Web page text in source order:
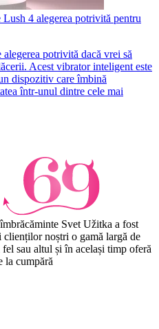
Lush 4 alegerea potrivită pentru
potrivită dacă vrei să
Acest vibrator inteligent este
dispozitiv care îmbină
într-unul dintre cele mai
Svet Užitka a fost
noștri o gamă largă de
sau altul și în același timp oferă
la cumpără